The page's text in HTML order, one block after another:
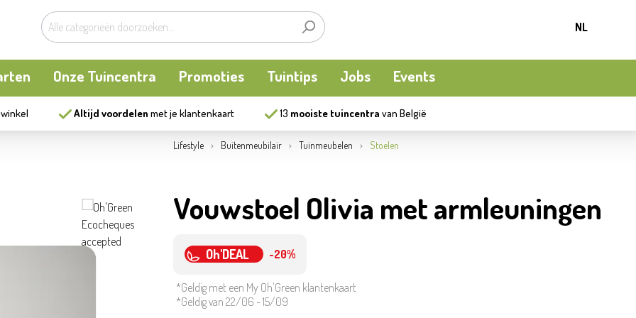
NL
Onze Tuincentra Promoties Tuintips Jobs Events
Kamerplanten
Tuininrichting Beschermen
Bestrijding
Kweekaccessoires
Kooi-en natuurvogels
Terrasverwarming
Homewear Apéro moment
Altijd voordelen met je klantenkaart 13 mooiste tuincentra van België
Lifestyle Buitenmeubilair Tuinmeubelen Stoelen
Vouwstoel Olivia met armleuningen
Oh'DEAL -20%
*Geldig met een My Oh'Green klantenkaart
*Geldig van 22/06 - 15/09